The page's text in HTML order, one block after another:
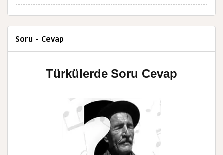
Soru - Cevap
Türkülerde Soru Cevap